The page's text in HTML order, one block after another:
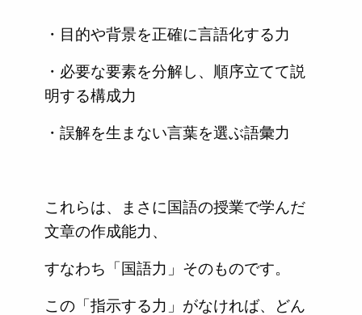
・目的や背景を正確に言語化する力
・必要な要素を分解し、順序立てて説
明する構成力
・誤解を生まない言葉を選ぶ語彙力
これらは、まさに国語の授業で学んだ
文章の作成能力、
すなわち「国語力」そのものです。
この「指示する力」がなければ、どん